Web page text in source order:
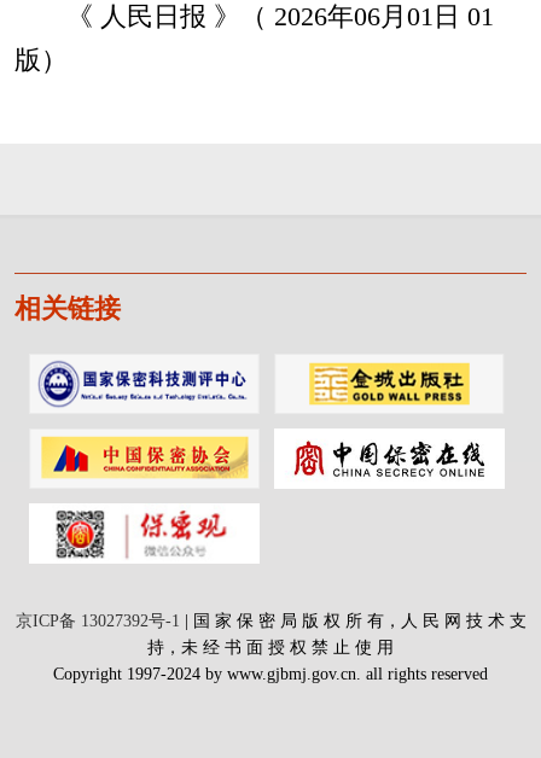
《 人民日报 》（ 2026年06月01日 01
版）
相关链接
京ICP备 13027392号-1 | 国 家 保 密 局 版 权 所 有，人 民 网 技 术 支
持，未 经 书 面 授 权 禁 止 使 用
Copyright 1997-2024 by www.gjbmj.gov.cn. all rights reserved